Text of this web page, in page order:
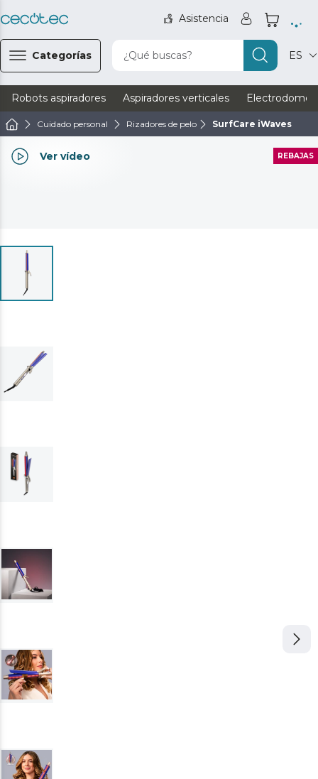
Asistencia
Categorías ¿Qué buscas? ES
Robots aspiradores Aspiradores verticales
Cuidado personal Rizadores de pelo SurfCare iWaves
Ver vídeo REBAJAS